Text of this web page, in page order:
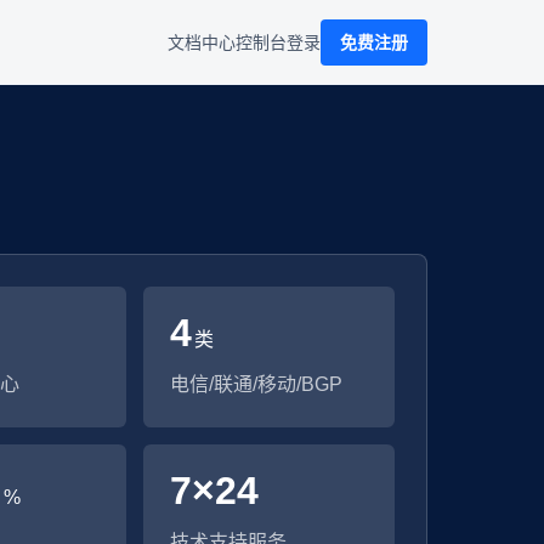
文档中心控制台登录 免费注册
4类
电信/联通/移动/BGP
% 7×24